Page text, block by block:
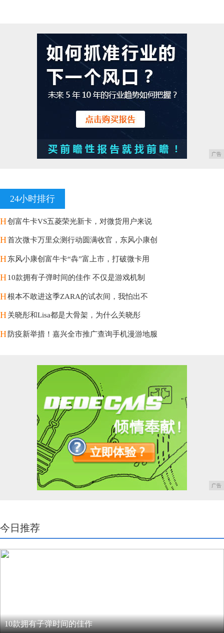
广告
24小时排行
H创富牛卡VS五菱荣光新卡，对微货用户来说
H首次微卡万里众测行动圆满收官，东风小康创
H东风小康创富牛卡“犇”富上市，打破微卡用
H10款拥有子弹时间的佳作 不仅是游戏机制
H根本不敢进这季ZARA的试衣间，我怕出不
H关晓彤和Lisa都是大骨架，为什么关晓彤
H防疫新举措！嘉兴全市推广查询手机漫游地服
广告
今日推荐
10款拥有子弹时间的佳作